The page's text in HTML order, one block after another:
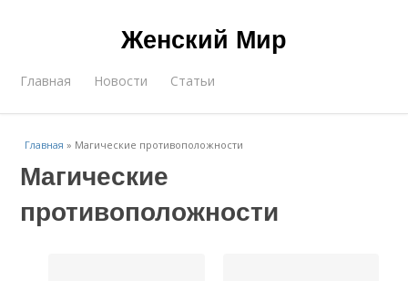
Женский Мир
Главная Новости Статьи
Главная » Магические противоположности
Магические
противоположности